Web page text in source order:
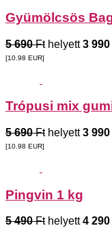
Gyümölcsös
5 690 Fthelyett3 990
[10.98 EUR]
Trópusi mix
5 690 Fthelyett3 990
[10.98 EUR]
Pingvin 1 kg
5 490 Fthelyett4 290